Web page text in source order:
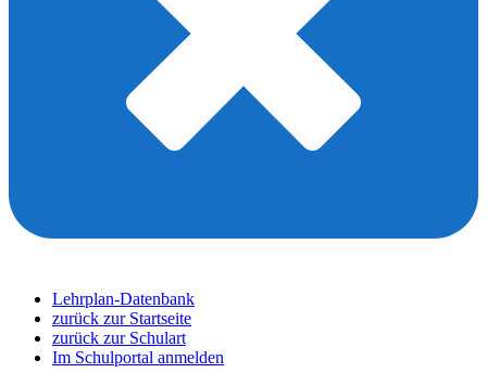
Lehrplan-Datenbank
zurück zur Startseite
zurück zur Schulart
Im Schulportal anmelden